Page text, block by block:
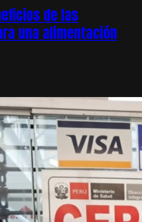
de las
una alimentación